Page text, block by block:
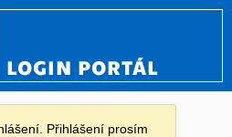
LOGIN PORTÁL
Přihlášení prosím